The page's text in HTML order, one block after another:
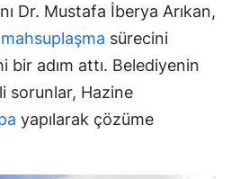
Dr. Mustafa İberya Arıkan,
mahsuplaşma sürecini
bir adım attı. Belediyenin
sorunlar, Hazine
yapılarak çözüme